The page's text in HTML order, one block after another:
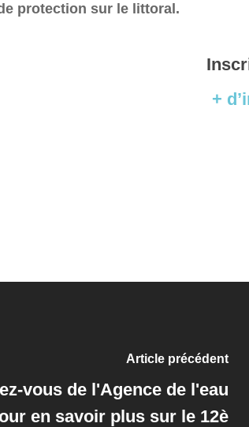
protection sur le littoral.
+
Article précédent
vous de l'Agence de l'eau
en savoir plus sur le 12è